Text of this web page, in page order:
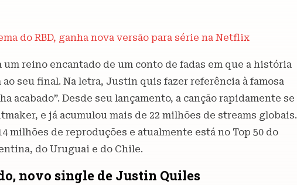
do RBD, ganha nova versão para série na Netflix
reino encantado de um conto de fadas em que a história
ao seu final. Na letra, Justin quis fazer referência à famosa
acabado”. Desde seu lançamento, a canção rapidamente se
e já acumulou mais de 22 milhões de streams globais.
milhões de reproduções e atualmente está no Top 50 do
do Uruguai e do Chile.
novo single de Justin Quiles